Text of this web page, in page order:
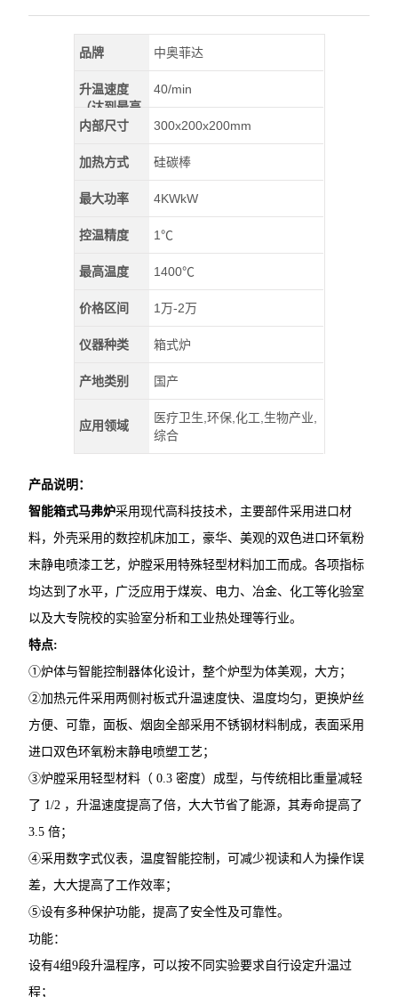
品牌 中奥菲达
升温速度
（达到最高
温）
40/min
内部尺寸 300x200x200mm
加热方式 硅碳棒
最大功率 4KWkW
控温精度 1℃
最高温度 1400℃
价格区间 1万-2万
仪器种类 箱式炉
产地类别 国产
应用领域
医疗卫生,环保,化工,生物产业,
综合
产品说明：
智能箱式马弗炉采用现代高科技技术，主要部件采用进口材
料，外壳采用的数控机床加工，豪华、美观的双色进口环氧粉
末静电喷漆工艺，炉膛采用特殊轻型材料加工而成。各项指标
均达到了水平，广泛应用于煤炭、电力、冶金、化工等化验室
以及大专院校的实验室分析和工业热处理等行业。
特点:
①炉体与智能控制器体化设计，整个炉型为体美观，大方；
②加热元件采用两侧衬板式升温速度快、温度均匀，更换炉丝
方便、可靠，面板、烟囱全部采用不锈钢材料制成，表面采用
进口双色环氧粉末静电喷塑工艺；
③炉膛采用轻型材料（ 0.3 密度）成型，与传统相比重量减轻
了 1/2 ，升温速度提高了倍，大大节省了能源，其寿命提高了
3.5 倍；
④采用数字式仪表，温度智能控制，可减少视读和人为操作误
差，大大提高了工作效率；
⑤设有多种保护功能，提高了安全性及可靠性。
功能：
设有4组9段升温程序，可以按不同实验要求自行设定升温过
程；